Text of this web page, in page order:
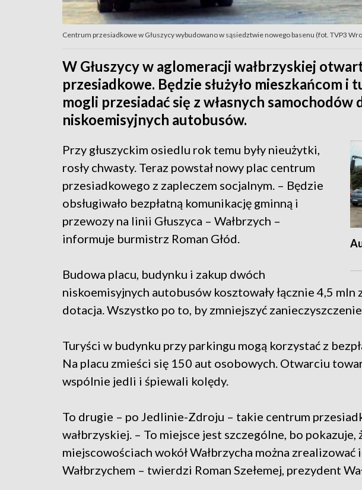
Centrum przesiadkowe w Głuszycy wybudowano w sąsiedztwie nowego basenu (fot. TVP3
W Głuszycy w aglomeracji wałbrzyskiej
przesiadkowe. Będzie służyło mieszkańcom
mogli przesiadać się z własnych samochodów
niskoemisyjnych autobusów.
Przy głuszyckim osiedlu rok temu były nieużytki,
rosły chwasty. Teraz powstał nowy plac centrum
przesiadkowego z zapleczem socjalnym. – Będzie
obsługiwało bezpłatną komunikację gminną i
przewozy na linii Głuszyca – Wałbrzych –
informuje burmistrz Roman Głód.
Budowa placu, budynku i zakup dwóch
niskoemisyjnych autobusów kosztowały łącznie 4,5 mln
dotacja. Wszystko po to, by zmniejszyć
Turyści w budynku przy parkingu mogą korzystać z
Na placu zmieści się 150 aut osobowych. Otwarciu
wspólnie jedli i śpiewali kolędy.
To drugie – po Jedlinie-Zdroju – takie centrum
wałbrzyskiej. – To miejsce jest szczególne, bo pokazuje,
miejscowościach wokół Wałbrzycha można zrealizować
Wałbrzychem – twierdzi Roman Szełemej, prezydent